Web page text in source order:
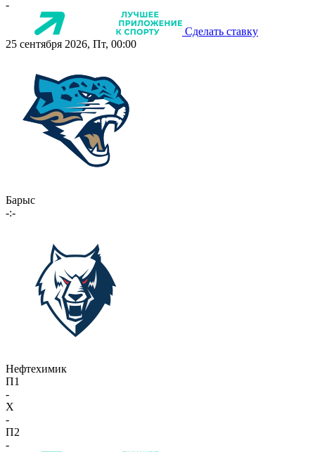
-
Сделать ставку
25 сентября 2026, Пт, 00:00
Барыс
-:-
Нефтехимик
П1
-
X
-
П2
-